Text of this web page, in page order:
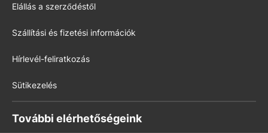
Elállás a szerződéstől
Szállítási és fizetési információk
Hírlevél-feliratkozás
Sütikezelés
További elérhetőségeink